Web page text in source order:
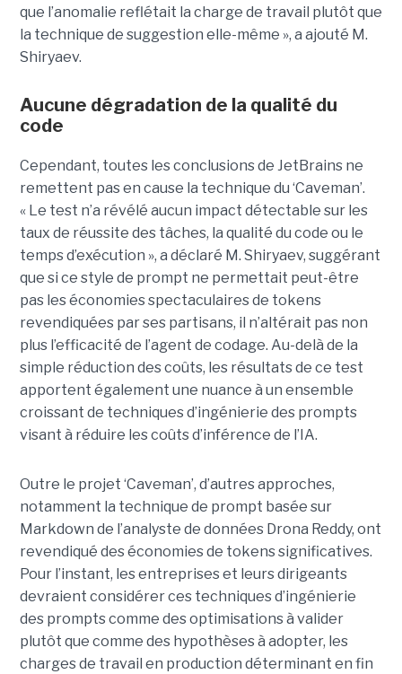
que l’anomalie reflétait la charge de travail plutôt que
la technique de suggestion elle-même », a ajouté M.
Shiryaev.
Aucune dégradation de la qualité du
code
Cependant, toutes les conclusions de JetBrains ne
remettent pas en cause la technique du ‘Caveman’.
« Le test n’a révélé aucun impact détectable sur les
taux de réussite des tâches, la qualité du code ou le
temps d’exécution », a déclaré M. Shiryaev, suggérant
que si ce style de prompt ne permettait peut-être
pas les économies spectaculaires de tokens
revendiquées par ses partisans, il n’altérait pas non
plus l’efficacité de l’agent de codage. Au-delà de la
simple réduction des coûts, les résultats de ce test
apportent également une nuance à un ensemble
croissant de techniques d’ingénierie des prompts
visant à réduire les coûts d’inférence de l’IA.
Outre le projet ‘Caveman’, d’autres approches,
notamment la technique de prompt basée sur
Markdown de l’analyste de données Drona Reddy, ont
revendiqué des économies de tokens significatives.
Pour l’instant, les entreprises et leurs dirigeants
devraient considérer ces techniques d’ingénierie
des prompts comme des optimisations à valider
plutôt que comme des hypothèses à adopter, les
charges de travail en production déterminant en fin